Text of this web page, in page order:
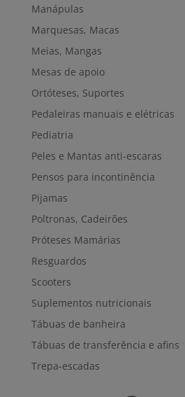
Manápulas
Marquesas, Macas
Meias, Mangas
Mesas de apoio
Ortóteses, Suportes
Pedaleiras manuais e elétricas
Pediatria
Peles e Mantas anti-escaras
Pensos para incontinência
Pijamas
Poltronas, Cadeirões
Próteses Mamárias
Resguardos
Scooters
Suplementos nutricionais
Tábuas de banheira
Tábuas de transferência e afins
Trepa-escadas